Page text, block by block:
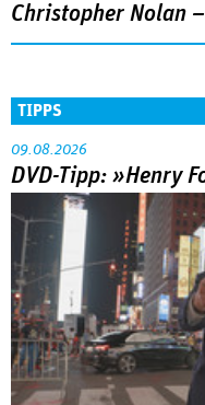
Christopher Nolan
TIPPS
09.08.2026
DVD-Tipp: »Henry